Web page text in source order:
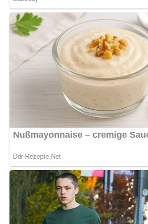
Vorbereitungszeit
Kochzeit
1
Gesamtzeit
1
Schwierigkeitsgrad
einfach und auch für
Benötigte
Holzkelle zum Umrühren
Kleine Untertasse zum
Sterilisierte Gläser zum Abfüllen der
Aufbewahrung &